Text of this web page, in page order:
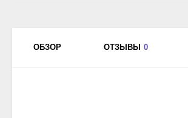
ОБЗОР ОТЗЫВЫ 0